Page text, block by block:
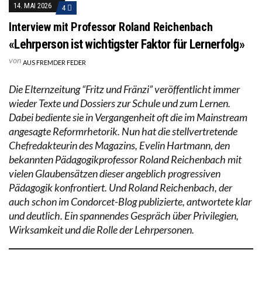
14. MAI 2026 4
Interview mit Professor Roland Reichenbach
«Lehrperson ist wichtigster Faktor für Lernerfolg»
von AUS FREMDER FEDER
Die Elternzeitung “Fritz und Fränzi” veröffentlicht immer
wieder Texte und Dossiers zur Schule und zum Lernen.
Dabei bediente sie in Vergangenheit oft die im Mainstream
angesagte Reformrhetorik. Nun hat die stellvertretende
Chefredakteurin des Magazins, Evelin Hartmann, den
bekannten Pädagogikprofessor Roland Reichenbach mit
vielen Glaubensätzen dieser angeblich progressiven
Pädagogik konfrontiert. Und Roland Reichenbach, der
auch schon im Condorcet-Blog publizierte, antwortete klar
und deutlich. Ein spannendes Gespräch über Privilegien,
Wirksamkeit und die Rolle der Lehrpersonen.